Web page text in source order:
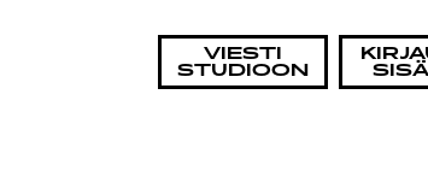
VIESTI
STUDIOON